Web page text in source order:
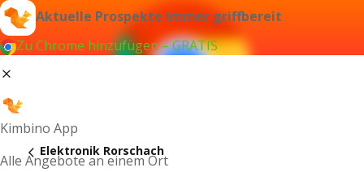
Aktuelle Prospekte immer griffbereit
Zu Chrome hinzufügen – GRATIS
Kimbino App
Alle Angebote an einem Ort
Elektronik Rorschach